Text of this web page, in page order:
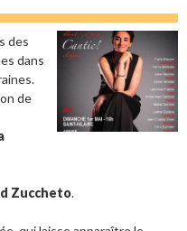
des
dans
de
Zuccheto.